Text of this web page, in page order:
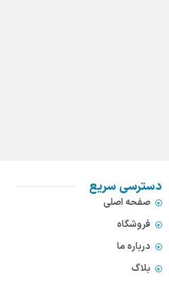
دسترسی سریع
صفحه اصلی
فروشگاه
درباره ما
بلاگ